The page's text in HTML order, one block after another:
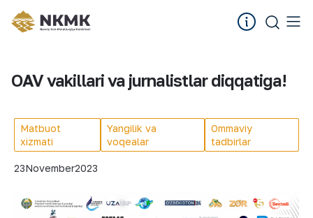
OAV vakillari va jurnalistlar diqqatiga!
Matbuot
xizmati
Yangilik va
voqealar
Ommaviy
tadbirlar
23November2023